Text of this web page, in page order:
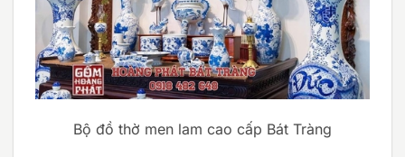
Bộ đồ thờ men lam cao cấp Bát Tràng